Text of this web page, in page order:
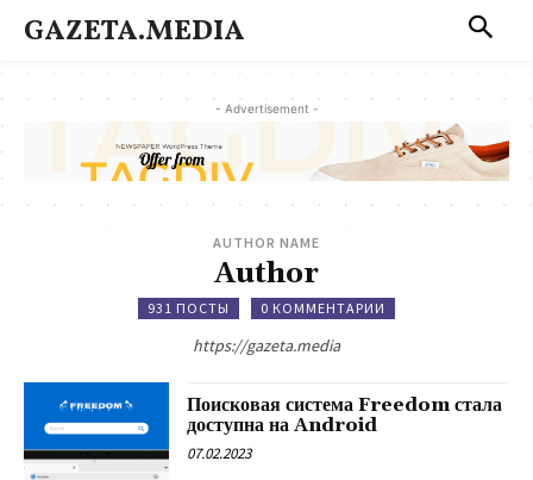
GAZETA.MEDIA
- Advertisement -
AUTHOR NAME
Author
931 ПОСТЫ 0 КОММЕНТАРИИ
https://gazeta.media
Поисковая система Freedom стала
доступна на Android
07.02.2023